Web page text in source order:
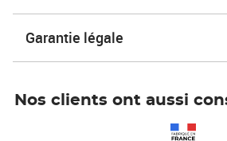
Garantie légale
Nos clients ont aussi